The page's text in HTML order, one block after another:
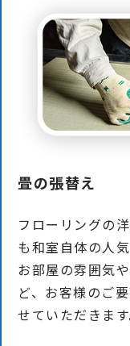
畳の張替え
フローリングの
も和室自体の人
お部屋の雰囲気
ど、お客様のご
せていただきます